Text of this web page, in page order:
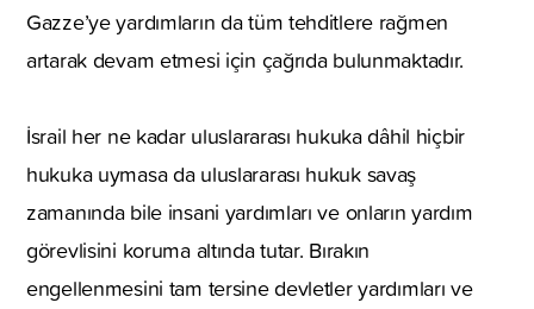
Gazze’ye yardımların da tüm tehditlere rağmen
artarak devam etmesi için çağrıda bulunmaktadır.
İsrail her ne kadar uluslararası hukuka dâhil hiçbir
hukuka uymasa da uluslararası hukuk savaş
zamanında bile insani yardımları ve onların yardım
görevlisini koruma altında tutar. Bırakın
engellenmesini tam tersine devletler yardımları ve